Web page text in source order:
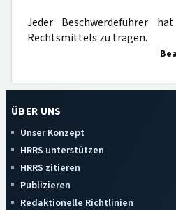
Jeder Beschwerdeführer
Rechtsmittels zu tragen.
ÜBER UNS
Unser Konzept
HRRS unterstützen
HRRS zitieren
Publizieren
Redaktionelle Richtlinien